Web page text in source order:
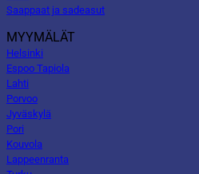
Saappaat ja sadeasut
MYYMÄLÄT
Helsinki
Espoo Tapiola
Lahti
Porvoo
Jyväskylä
Pori
Kouvola
Lappeenranta